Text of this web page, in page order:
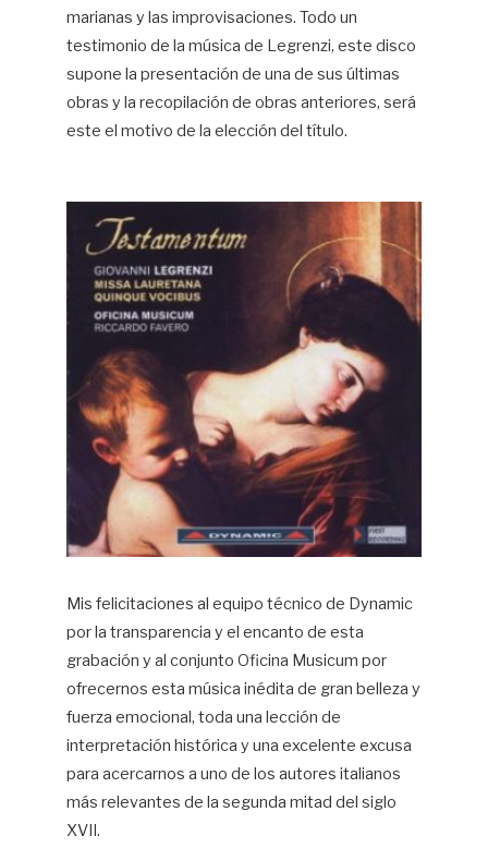
marianas y las improvisaciones. Todo un
testimonio de la música de Legrenzi, este disco
supone la presentación de una de sus últimas
obras y la recopilación de obras anteriores, será
este el motivo de la elección del título.
Mis felicitaciones al equipo técnico de Dynamic
por la transparencia y el encanto de esta
grabación y al conjunto Oficina Musicum por
ofrecernos esta música inédita de gran belleza y
fuerza emocional, toda una lección de
interpretación histórica y una excelente excusa
para acercarnos a uno de los autores italianos
más relevantes de la segunda mitad del siglo
XVII.